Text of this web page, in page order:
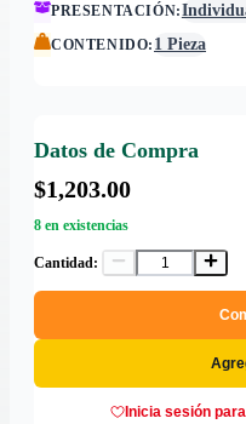
PRESENTACIÓN:
CONTENIDO: 1 Pieza
Datos de Compra
$1,203.00
8 en existencias
Cantidad:
Inicia sesión